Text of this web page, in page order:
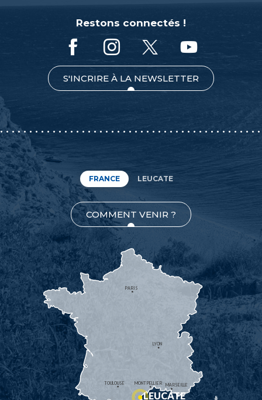
Restons connectés !
S'INCRIRE À LA NEWSLETTER
FRANCE LEUCATE
COMMENT VENIR ?
MONTPELLIER MARSEILLE
TOULOUSE
LYON
PARIS
LEUCATE